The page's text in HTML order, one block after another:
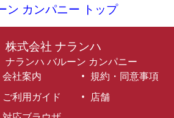
ン カンパニー トップ
株式会社 ナランハ
ナランハ バルーン カンパニー
会社案内
規約・同意事項
ご利用ガイド
店舗